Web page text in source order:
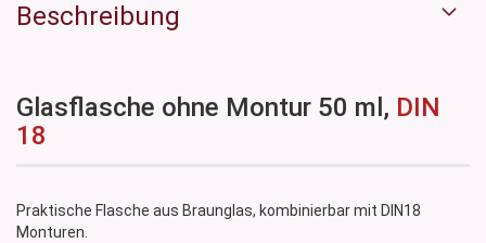
Beschreibung
Glasflasche ohne Montur 50 ml, DIN
18
Praktische Flasche aus Braunglas, kombinierbar mit DIN18
Monturen.